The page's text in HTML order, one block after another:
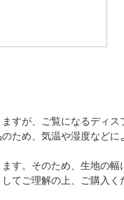
すが、ご覧になるディ
ため、気温や湿度など
す。そのため、生地の
てご理解の上、ご購入く